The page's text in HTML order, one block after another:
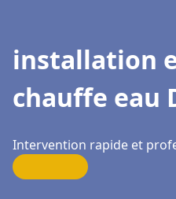
installation
chauffe eau
Intervention rapide et